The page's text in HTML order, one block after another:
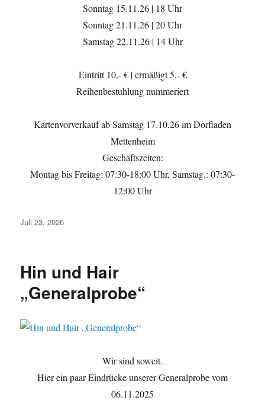
Sonntag 15.11.26 | 18 Uhr
Sonntag 21.11.26 | 20 Uhr
Samstag 22.11.26 | 14 Uhr
Eintritt 10,- € | ermäßigt 5,- €
Reihenbestuhlung nummeriert
Kartenvorverkauf ab Samstag 17.10.26 im Dorfladen
Mettenheim
Geschäftszeiten:
Montag bis Freitag: 07:30-18:00 Uhr, Samstag.: 07:30-
12:00 Uhr
Veröffentlicht
Juli 23, 2026
Hin und Hair
„Generalprobe“
Wir sind soweit.
Hier ein paar Eindrücke unserer Generalprobe vom
06.11.2025